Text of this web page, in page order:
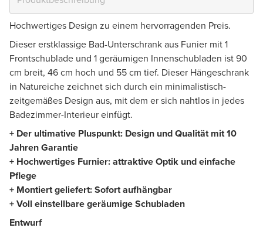
Hochwertiges Design zu einem hervorragenden Preis.
Dieser erstklassige Bad-Unterschrank aus Funier mit 1
Frontschublade und 1 geräumigen Innenschubladen ist 90
cm breit, 46 cm hoch und 55 cm tief. Dieser Hängeschrank
in Natureiche zeichnet sich durch ein minimalistisch-
zeitgemäßes Design aus, mit dem er sich nahtlos in jedes
Badezimmer-Interieur einfügt.
+ Der ultimative Pluspunkt: Design und Qualität mit 10
Jahren Garantie
+ Hochwertiges Furnier:attraktive Optik und einfache
Pflege
+ Montiert geliefert: Sofort aufhängbar
+ Voll einstellbare geräumige Schubladen
Entwurf